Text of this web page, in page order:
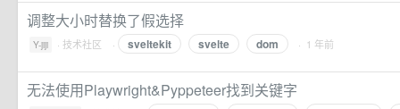
调整大小时替换了假选择
Y-jiji · 技术社区 · sveltekit svelte dom · 1 年前
无法使用Playwright&Pyppeteer找到关键字